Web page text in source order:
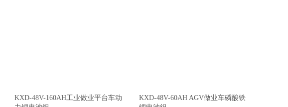
KXD-48V-160AH工业做业平台车动
KXD-48V-60AH AGV做业车磷酸铁